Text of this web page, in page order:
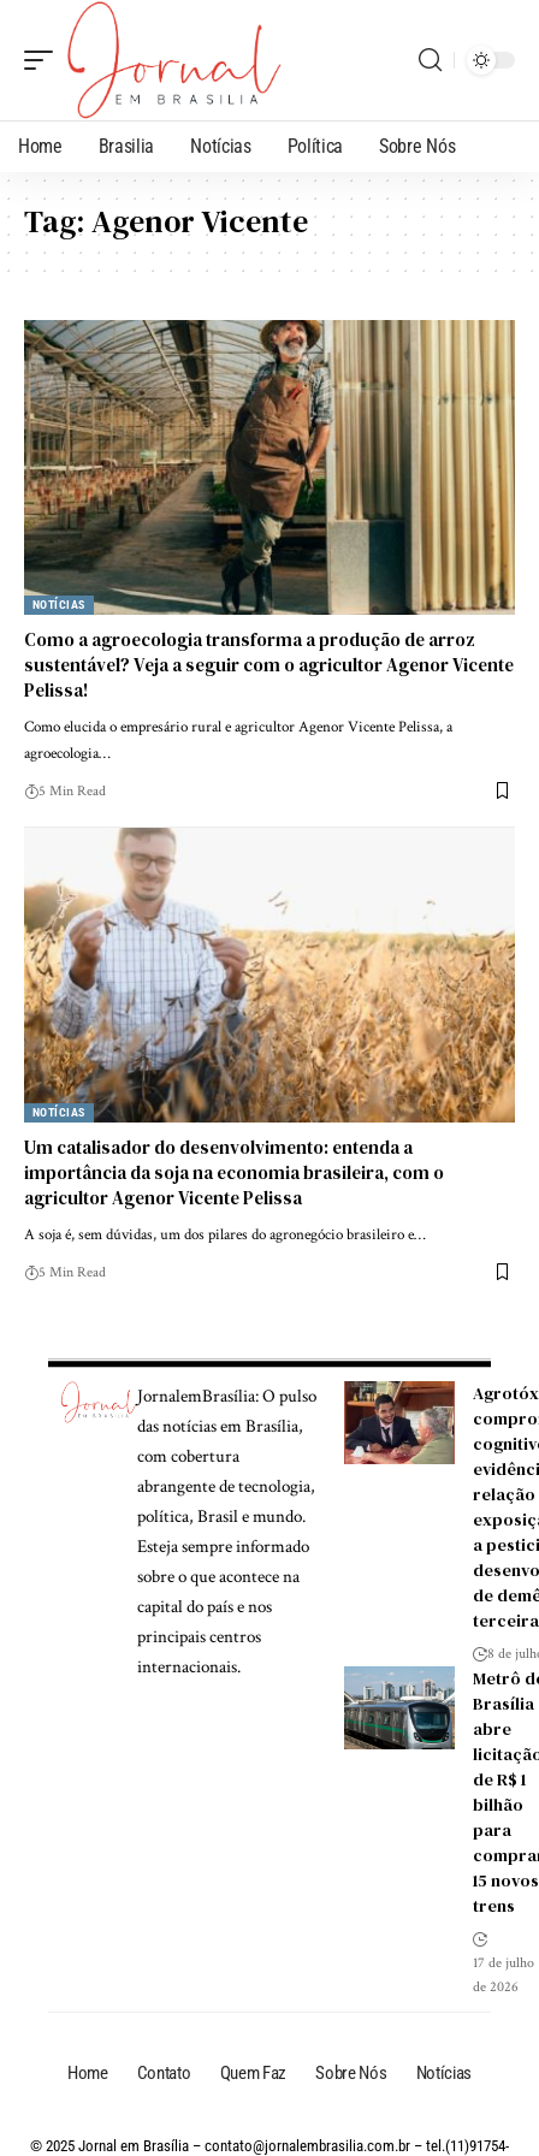
Home Brasilia Notícias Política Sobre Nós
Tag:Agenor Vicente
NOTÍCIAS
Como a agroecologia transforma a produção de arroz
sustentável? Veja a seguir com o agricultor Agenor Vicente
Pelissa!
Como elucida o empresário rural e agricultor Agenor Vicente Pelissa, a
agroecologia…
5 Min Read
NOTÍCIAS
Um catalisador do desenvolvimento: entenda a
importância da soja na economia brasileira, com o
agricultor Agenor Vicente Pelissa
A soja é, sem dúvidas, um dos pilares do agronegócio brasileiro e…
5 Min Read
JornalemBrasília: O pulso
das notícias em Brasília,
com cobertura
abrangente de tecnologia,
política, Brasil e mundo.
Esteja sempre informado
sobre o que acontece na
capital do país e nos
principais centros
internacionais.
a
de
8 de
Metrô
Brasília
abre
de R$ 1
bilhão
para
15 novos
trens
17 de julho
de 2026
Home Contato Quem Faz Sobre Nós Notícias
© 2025 Jornal em Brasília – contato@jornalembrasilia.com.br – tel.(11)91754-